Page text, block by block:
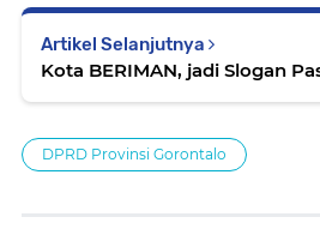
Artikel Selanjutnya
Kota BERIMAN, jadi Slogan
DPRD Provinsi Gorontalo